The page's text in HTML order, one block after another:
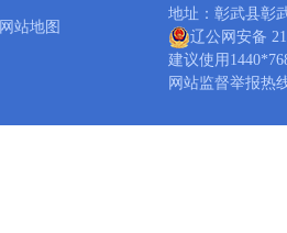
网站地图
地址：彰武县
辽公网安备
建议使用
网站监督举报热